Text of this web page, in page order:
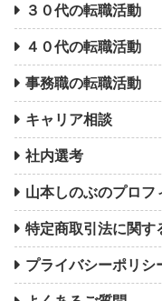
３０代の転職活動
４０代の転職活動
事務職の転職活動
キャリア相談
社内選考
山本しのぶのプロフ
特定商取引法に関す
プライバシーポリシ